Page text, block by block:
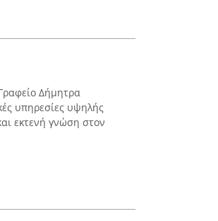
Δήμητρα
υπηρεσίες υψηλής
εκτενή γνώση στον